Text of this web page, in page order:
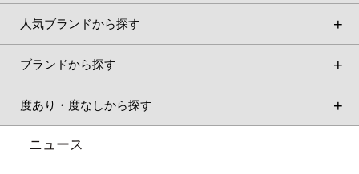
人気ブランドから探す
ブランドから探す
度あり・度なしから探す
ニュース